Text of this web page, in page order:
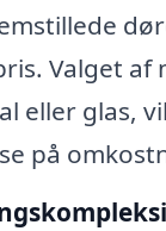
Valget af
eller glas,
på